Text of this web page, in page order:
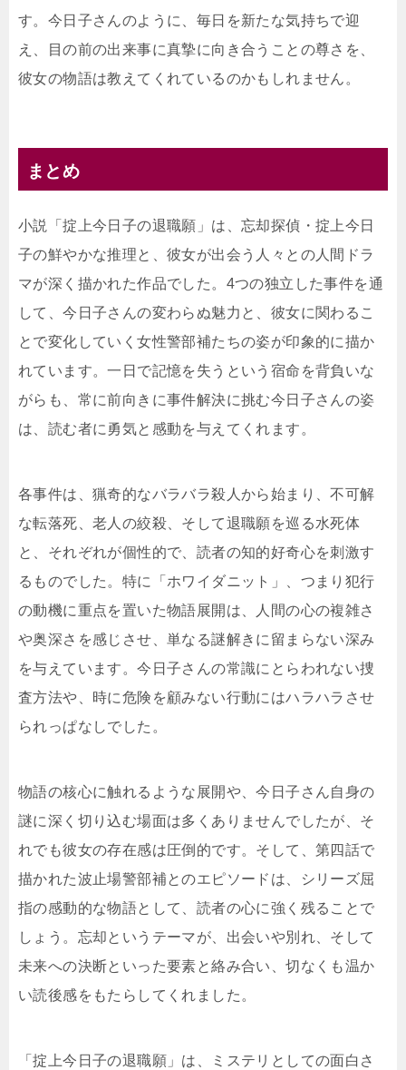
す。今日子さんのように、毎日を新たな気持ちで迎
え、目の前の出来事に真摯に向き合うことの尊さを、
彼女の物語は教えてくれているのかもしれません。
まとめ
小説「掟上今日子の退職願」は、忘却探偵・掟上今日
子の鮮やかな推理と、彼女が出会う人々との人間ドラ
マが深く描かれた作品でした。4つの独立した事件を通
して、今日子さんの変わらぬ魅力と、彼女に関わるこ
とで変化していく女性警部補たちの姿が印象的に描か
れています。一日で記憶を失うという宿命を背負いな
がらも、常に前向きに事件解決に挑む今日子さんの姿
は、読む者に勇気と感動を与えてくれます。
各事件は、猟奇的なバラバラ殺人から始まり、不可解
な転落死、老人の絞殺、そして退職願を巡る水死体
と、それぞれが個性的で、読者の知的好奇心を刺激す
るものでした。特に「ホワイダニット」、つまり犯行
の動機に重点を置いた物語展開は、人間の心の複雑さ
や奥深さを感じさせ、単なる謎解きに留まらない深み
を与えています。今日子さんの常識にとらわれない捜
査方法や、時に危険を顧みない行動にはハラハラさせ
られっぱなしでした。
物語の核心に触れるような展開や、今日子さん自身の
謎に深く切り込む場面は多くありませんでしたが、そ
れでも彼女の存在感は圧倒的です。そして、第四話で
描かれた波止場警部補とのエピソードは、シリーズ屈
指の感動的な物語として、読者の心に強く残ることで
しょう。忘却というテーマが、出会いや別れ、そして
未来への決断といった要素と絡み合い、切なくも温か
い読後感をもたらしてくれました。
「掟上今日子の退職願」は、ミステリとしての面白さ